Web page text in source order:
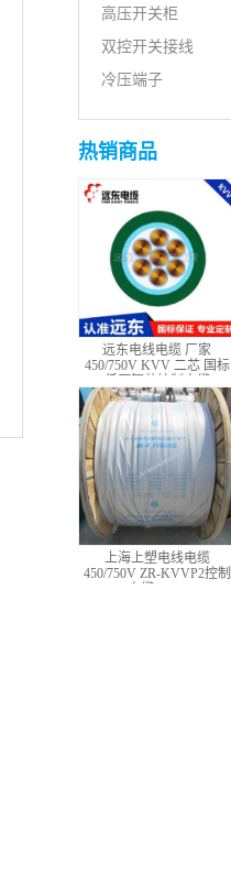
高压开关柜
双控开关接线
冷压端子
热销商品
远东电线电缆 厂家
450/750V KVV 二芯 国标
上海上塑电线电缆
450/750V ZR-KVVP2控制